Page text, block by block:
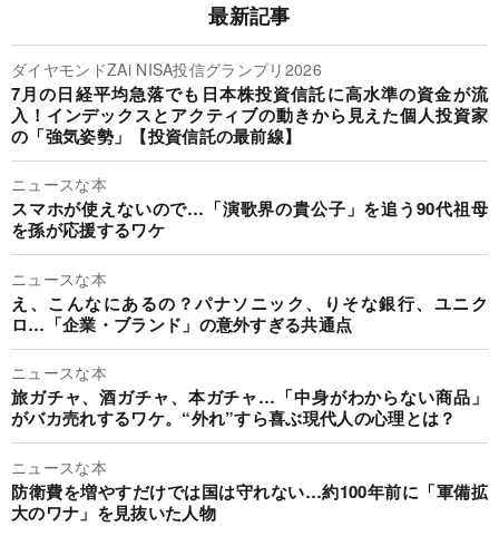
最新記事
ダイヤモンドZAi NISA投信グランプリ2026
7月の日経平均急落でも日本株投資信託に高水準の資金が流
入！インデックスとアクティブの動きから見えた個人投資家
の「強気姿勢」【投資信託の最前線】
ニュースな本
スマホが使えないので…「演歌界の貴公子」を追う90代祖母
を孫が応援するワケ
ニュースな本
え、こんなにあるの？パナソニック、りそな銀行、ユニク
ロ…「企業・ブランド」の意外すぎる共通点
ニュースな本
旅ガチャ、酒ガチャ、本ガチャ…「中身がわからない商品」
がバカ売れするワケ。“外れ”すら喜ぶ現代人の心理とは？
ニュースな本
防衛費を増やすだけでは国は守れない…約100年前に「軍備拡
大のワナ」を見抜いた人物